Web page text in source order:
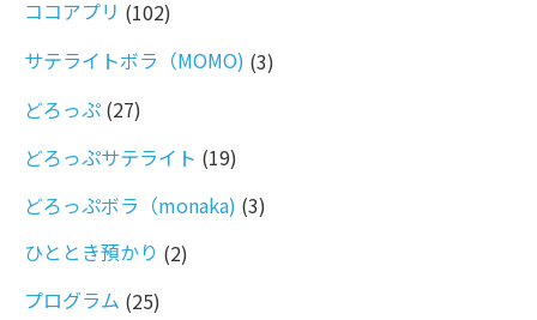
ココアプリ (102)
サテライトボラ（MOMO) (3)
どろっぷ (27)
どろっぷサテライト (19)
どろっぷボラ（monaka) (3)
ひととき預かり (2)
プログラム (25)